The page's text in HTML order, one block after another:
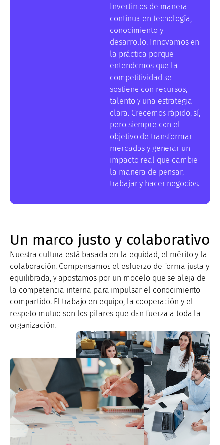
Invertimos de manera
continua en tecnología,
conocimiento y
desarrollo. Innovamos en
la práctica porque
entendemos que la
competitividad se
sostiene con recursos,
talento y una estrategia
clara. Crecemos rápido, sí,
pero siempre con el
objetivo de transformar
mercados y generar un
impacto real que cambie
la manera de pensar,
trabajar y hacer negocios.
Un marco justo y colaborativo
Nuestra cultura está basada en la equidad, el mérito y la
colaboración. Compensamos el esfuerzo de forma justa y
equilibrada, y apostamos por un modelo que se aleja de
la competencia interna para impulsar el conocimiento
compartido. El trabajo en equipo, la cooperación y el
respeto mutuo son los pilares que dan fuerza a toda la
organización.